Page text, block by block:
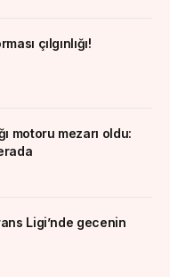
çılgınlığı!
motoru mezarı oldu:
Ligi’nde gecenin